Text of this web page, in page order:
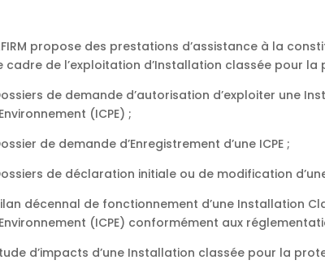
propose des prestations d’assistance à la
cadre de l’exploitation d’Installation classée pour la
de demande d’autorisation d’exploiter une
(ICPE) ;
de demande d’Enregistrement d’une ICPE ;
de déclaration initiale ou de modification d’une
décennal de fonctionnement d’une Installation
(ICPE) conformément aux
d’impacts d’une Installation classée pour la